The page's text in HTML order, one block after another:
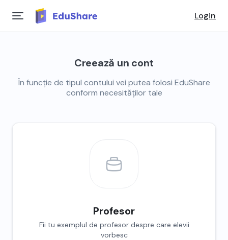
Login
Creează un cont
În funcție de tipul contului vei putea folosi EduShare
conform necesităților tale
Profesor
Fii tu exemplul de profesor despre care elevii
vorbesc